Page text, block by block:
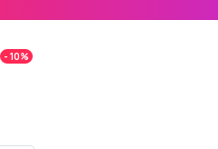
- 10%